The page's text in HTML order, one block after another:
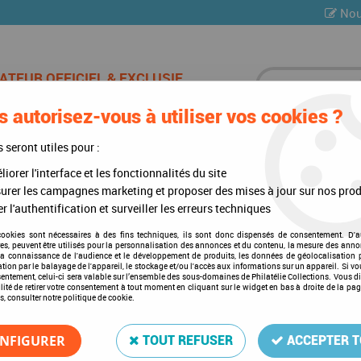
DE CHAMPAGNE
>Mises à jour annuelles >Mises à jour 2017 Nations Unies Genève
Nations Unies Genève
Soyez le premier à donner votre
DA19757
autorisez-vous à utiliser vos cookies ?
seront utiles pour :
l'interface et les fonctionnalités du site
les campagnes marketing et proposer des mises à jour sur nos
l'authentification et surveiller les erreurs techniques
sont nécessaires à des fins techniques, ils sont donc dispensés de consentement.
peuvent être utilisés pour la personnalisation des annonces et du contenu, la mesure des
connaissance de l'audience et le développement de produits, les données de géolocalisation
par le balayage de l'appareil, le stockage et/ou l'accès aux informations sur un appareil. Si
celui-ci sera valable sur l’ensemble des sous-domaines de Philatélie Collections. Vous
de retirer votre consentement à tout moment en cliquant sur le widget en bas à droite de la
consulter notre politique de cookie.
TOUT REFUSER ACCEPTER